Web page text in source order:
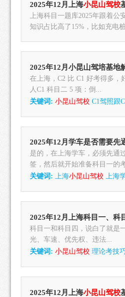
2025年12月上海小昆山驾校
上海科目一题库2025年跟着公
知识占比高了15%，比如充电
2025年12月小昆山驾培基地
在上海，C2 比 C1 好考得多
人C1 科目二 5 项：倒...
关键词: 小昆山驾校 C1驾照跟
2025年12月学车是否需要先
是的，在上海学车，必须先通
签，然后就开始准备科目一的
关键词: 上海小昆山驾校 上海
2025年12月上海科目一、科
科目一和科目四，说白了就是
光、车速、优先权、违法...
关键词: 小昆山驾校 理论考技
2025年12月上海小昆山驾校